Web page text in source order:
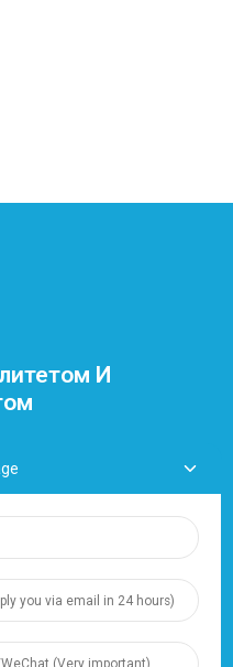
И
Дингзун Електрик и
права задржана